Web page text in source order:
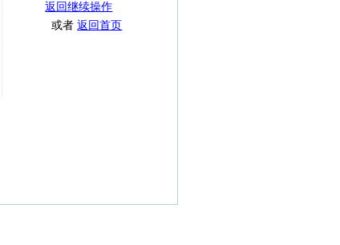
返回继续操作
或者返回首页